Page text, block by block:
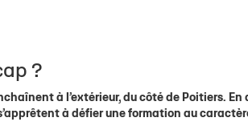
?
à l’extérieur, du côté de Poitiers. En
à défier une formation au